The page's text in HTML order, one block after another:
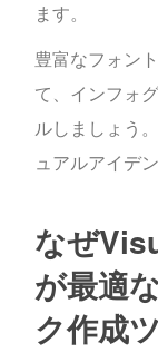
ます。
豊富なフォン
て、インフォ
ルしましょう
ュアルアイデ
なぜ
が最適
ク作成